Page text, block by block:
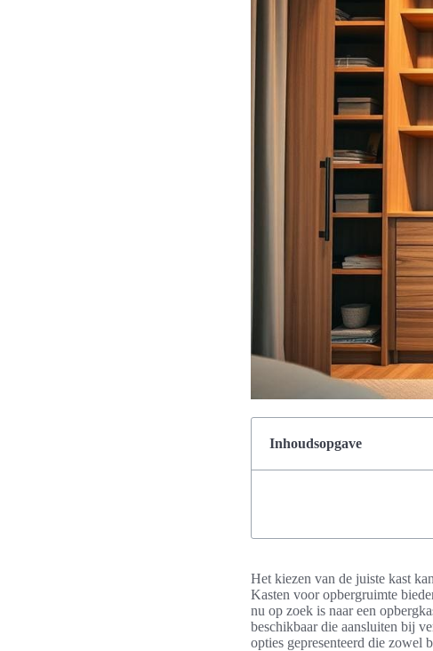
Inhoudsopgave
Het kiezen van de juiste kast
Kasten voor opbergruimte
nu op zoek is naar een
beschikbaar die aansluiten bij
opties gepresenteerd die zowel